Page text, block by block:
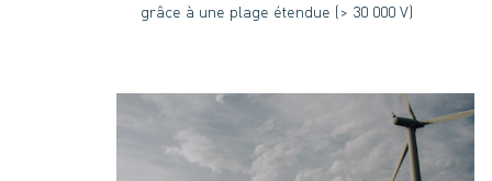
grâce à une plage étendue (> 30 000 V)